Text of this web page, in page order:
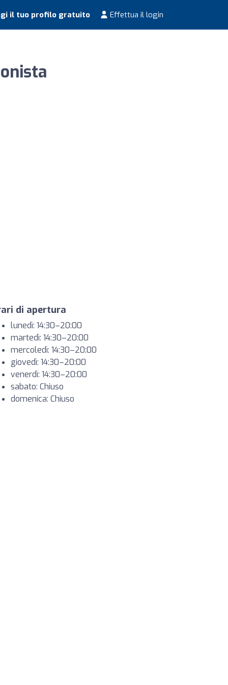
il tuo profilo gratuito Effettua il login
di apertura
lunedì: 14:30–20:00
martedì: 14:30–20:00
mercoledì: 14:30–20:00
giovedì: 14:30–20:00
venerdì: 14:30–20:00
sabato: Chiuso
domenica: Chiuso